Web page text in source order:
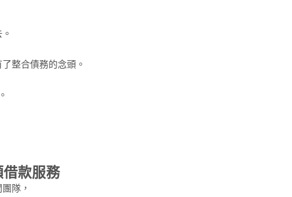
整合債務的念頭。
款服務
隊，